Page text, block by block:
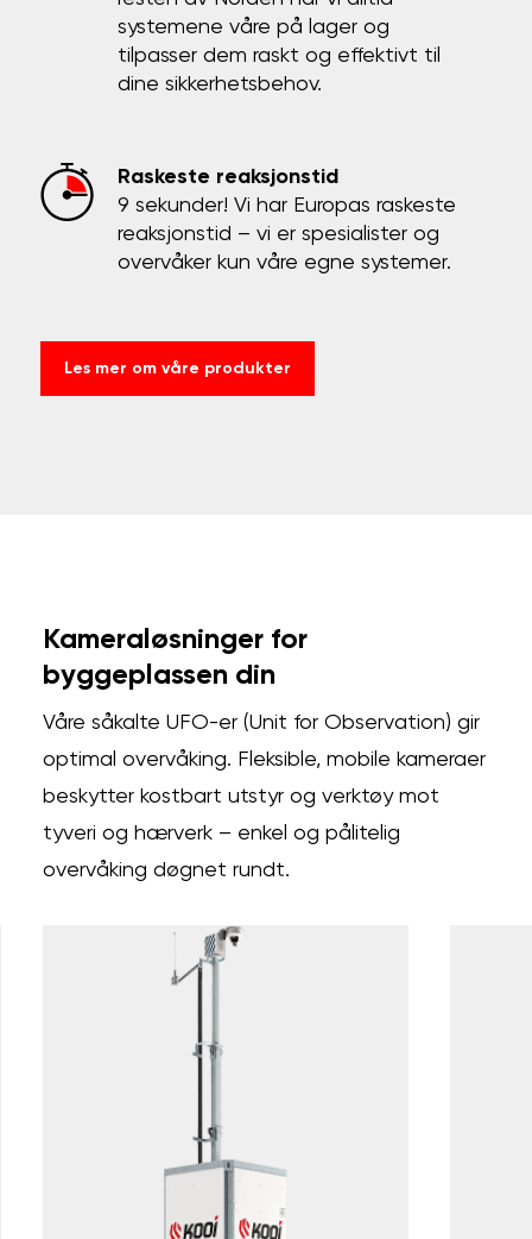
systemene våre på lager og
tilpasser dem raskt og effektivt til
dine sikkerhetsbehov.
Raskeste reaksjonstid
9 sekunder! Vi har Europas raskeste
reaksjonstid – vi er spesialister og
overvåker kun våre egne systemer.
Les mer om våre produkter
Kameraløsninger for
byggeplassen din
Våre såkalte UFO-er (Unit for Observation) gir
optimal overvåking. Fleksible, mobile kameraer
beskytter kostbart utstyr og verktøy mot
tyveri og hærverk – enkel og pålitelig
overvåking døgnet rundt.